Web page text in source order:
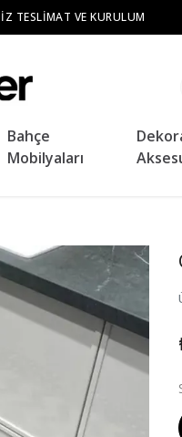
TESLIMAT VE KURULUM
Bahçe
Mobilyaları